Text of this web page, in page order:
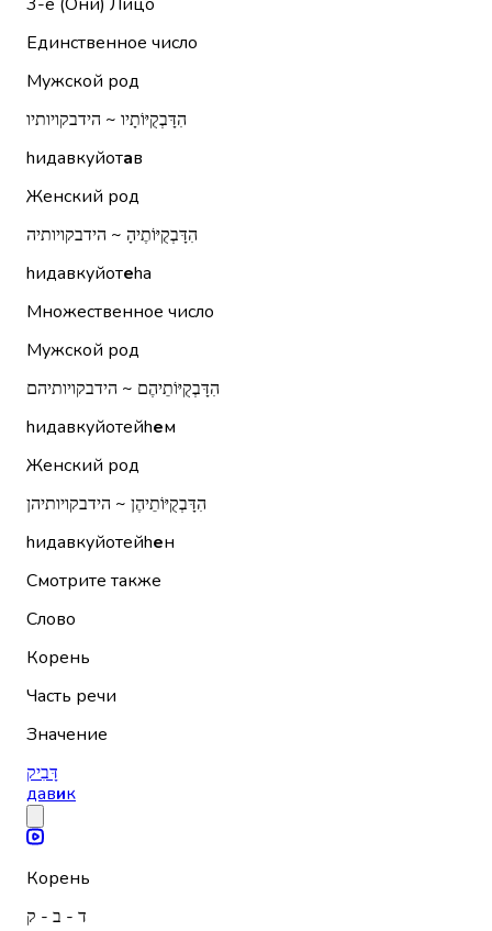
Единственное число
Мужской род
הִדָּבְקֻיּוֹתָיו ~ הידבקויותיו
hидавкуйотав
Женский род
הִדָּבְקֻיּוֹתֶיהָ ~ הידבקויותיה
hидавкуйотеhа
Множественное число
Мужской род
הִדָּבְקֻיּוֹתֵיהֶם ~ הידבקויותיהם
hидавкуйотейhем
Женский род
הִדָּבְקֻיּוֹתֵיהֶן ~ הידבקויותיהן
hидавкуйотейhен
Смотрите также
Слово
Корень
Часть речи
Значение
דָּבִיק
давик
Корень
ד - ב - ק